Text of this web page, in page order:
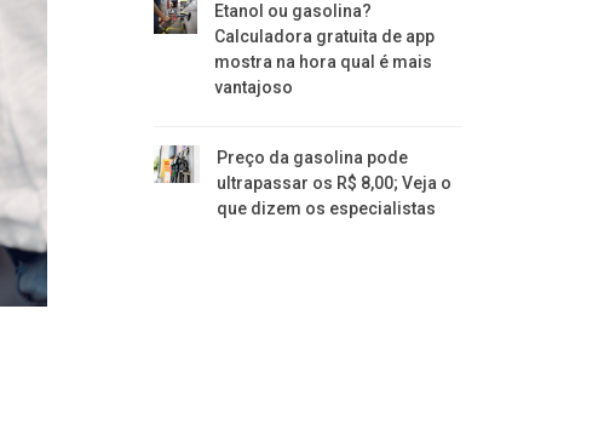
Etanol ou gasolina?
Calculadora gratuita de app
mostra na hora qual é mais
vantajoso
Preço da gasolina pode
ultrapassar os R$ 8,00; Veja o
que dizem os especialistas